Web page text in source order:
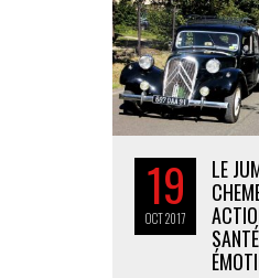
19
OCT2017
LE